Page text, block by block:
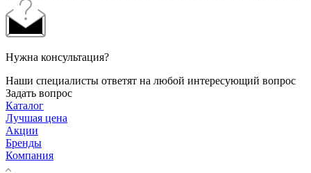
Нужна консультация?
Наши специалисты ответят на любой интересующий вопрос
Задать вопрос
Каталог
Лучшая цена
Акции
Бренды
Компания